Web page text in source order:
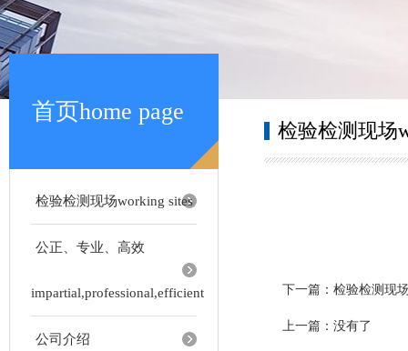
首页home page
检验检测现场working sites
公正、专业、高效
impartial,professional,efficient
公司介绍
检验检测现场
下一篇： 检验检测现
上一篇： 没有了